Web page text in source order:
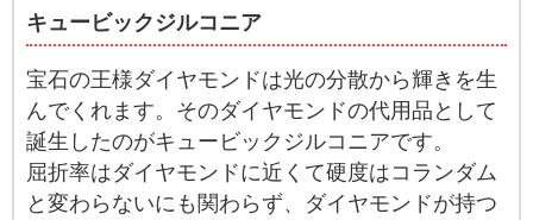
キュービックジルコニア
宝石の王様ダイヤモンドは光の分散から輝きを生
んでくれます。そのダイヤモンドの代用品として
誕生したのがキュービックジルコニアです。
屈折率はダイヤモンドに近くて硬度はコランダム
と変わらないにも関わらず、ダイヤモンドが持つ